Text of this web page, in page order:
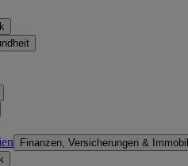
Finanzen, Versicherungen &